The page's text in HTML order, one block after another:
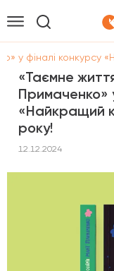
у фіналі
«Таємне
Примаченко»
«Найкращий
року!
12.12.2024